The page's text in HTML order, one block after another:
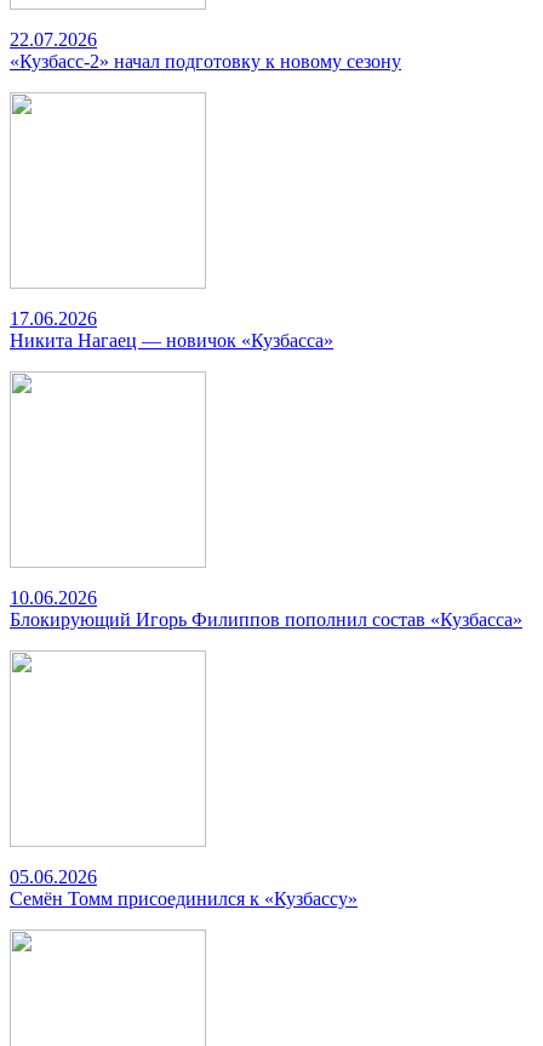
22.07.2026
«Кузбасс-2» начал подготовку к новому сезону
17.06.2026
Никита Нагаец — новичок «Кузбасса»
10.06.2026
Блокирующий Игорь Филиппов пополнил состав «Кузбасса»
05.06.2026
Семён Томм присоединился к «Кузбассу»